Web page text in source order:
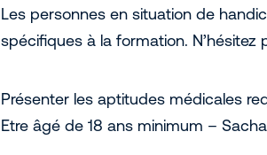
Les personnes en situation de
spécifiques à la formation.
Présenter les aptitudes médicales
Etre âgé de 18 ans minimum –